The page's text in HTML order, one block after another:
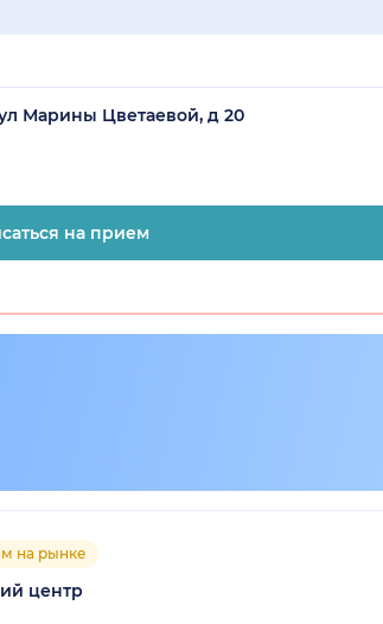
Марины Цветаевой, д 20
на прием
на рынке
центр